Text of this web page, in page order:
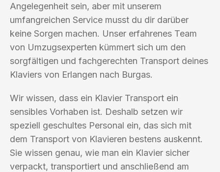
Angelegenheit sein, aber mit unserem
umfangreichen Service musst du dir darüber
keine Sorgen machen. Unser erfahrenes Team
von Umzugsexperten kümmert sich um den
sorgfältigen und fachgerechten Transport deines
Klaviers von Erlangen nach Burgas.
Wir wissen, dass ein Klavier Transport ein
sensibles Vorhaben ist. Deshalb setzen wir
speziell geschultes Personal ein, das sich mit
dem Transport von Klavieren bestens auskennt.
Sie wissen genau, wie man ein Klavier sicher
verpackt, transportiert und anschließend am